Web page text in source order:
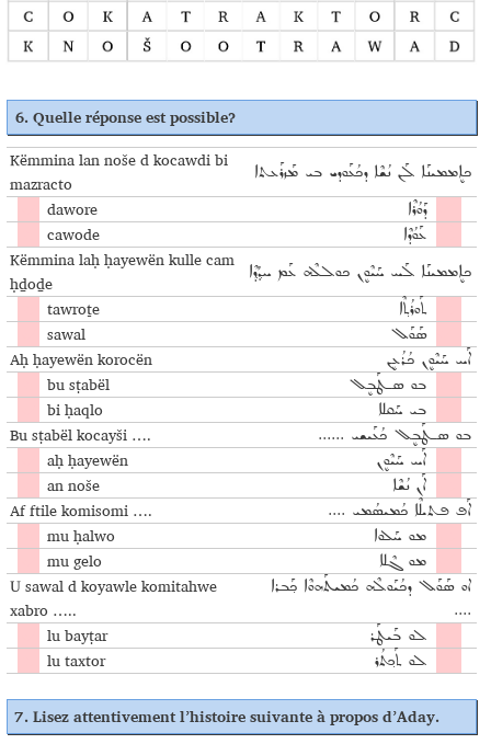
6. Quelle réponse est possible?
Këmmina lan noše d kocawdi bi
mazracto
ܟܐܷܡܡܝܢܰܐ ܠܰܢ ܢܳܫܶܐ ܕܟܳܥܰܘܕܝ ܒܝ ܡܰܙܪܰܥܬܐ
dawore ܕܰܘܳܪܶܐ
cawode ܥܰܘܳܕܶܐ
Këmmina laḥ ḥayewën kulle cam
ḥḏoḏe
ܟܐܷܡܡܝܢܰܐ ܠܰܚ ܚܰܝܶܘܷܢ ܟܘܠܠܶܗ ܥܰܡ ܚܕ݂ܳܕ݂ܶܐ
tawroṯe ܬܰܘܪܳܬ݂ܶܐ
sawal ܣܰܘܰܠ
Aḥ ḥayewën korocën ܐܰܚ ܚܰܝܶܘܷܢ ܟܳܪܳܥܷܢ
bu sṭabël ܒܘ ܣـܛܰܒܷܠ
bi ḥaqlo ܒܝ ܚܰܩܠܐ
Bu sṭabël kocayši …. ܒܘ ܣـܛܰܒܷܠ ܟܳܥܰܝܫܝ ......
aḥ ḥayewën ܐܰܚ ܚܰܝܶܘܷܢ
an noše ܐܰܢ ܢܳܫܶܐ
Af ftile komisomi …. ܐܰܦ ܦܬܝܠܶܐ ܟܳܡܝܣܳܡܝ ....
mu ḥalwo ܡܘ ܚܰܠܘܐ
mu gelo ܡܘ ܓܶܠܐ
U sawal d koyawle komitahwe
xabro …..
ܐܘ ܣܰܘܰܠ ܕܟܳܝܰܘܠܶܗ ܟܳܡܝܬܰܗܘܶܐ ܟ݂ܰܒܪܐ
....
lu bayṭar ܠܘ ܒܰܝܛܰܪ
lu taxtor ܠܘ ܬܰܟ݂ܬܳܪ
7. Lisez attentivement l’histoire suivante à propos d’Aday.